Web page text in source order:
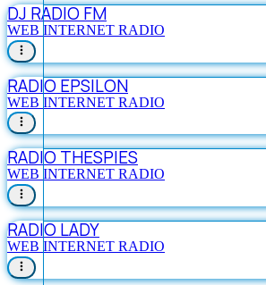
DJ RADIO FM
WEB INTERNET RADIO
RADIO EPSILON
WEB INTERNET RADIO
RADIO THESPIES
WEB INTERNET RADIO
RADIO LADY
WEB INTERNET RADIO